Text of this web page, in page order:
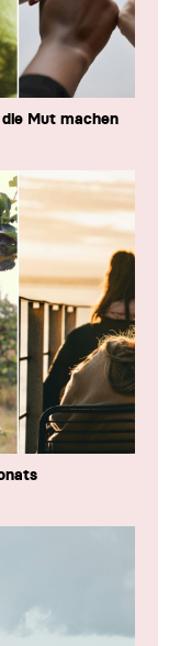
Mut machen